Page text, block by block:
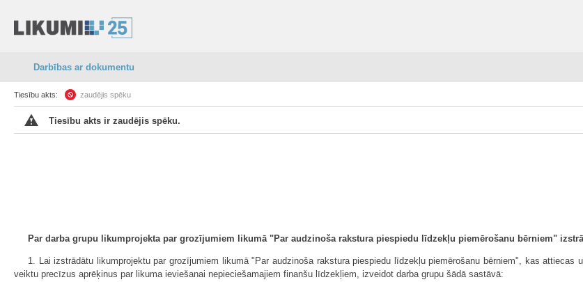
Darbības ar dokumentu
Tiesību akts: zaudējis spēku
Tiesību akts ir zaudējis spēku.
Par darba grupu likumprojekta par grozījumiem likumā "Par audzinoša rakstura piespiedu līdzekļu piemērošanu bērniem"
1. Lai izstrādātu likumprojektu par grozījumiem likumā "Par audzinoša rakstura piespiedu līdzekļu piemērošanu bērniem", kas
veiktu precīzus aprēķinus par likuma ieviešanai nepieciešamajiem finanšu līdzekļiem, izveidot darba grupu šādā sastāvā: